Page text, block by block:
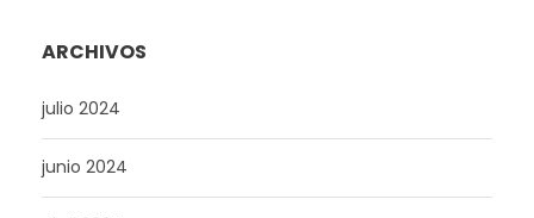
ARCHIVOS
julio 2024
junio 2024